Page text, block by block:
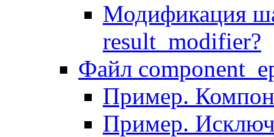
Модификация
result_modifier?
Файл
Пример.
Пример.